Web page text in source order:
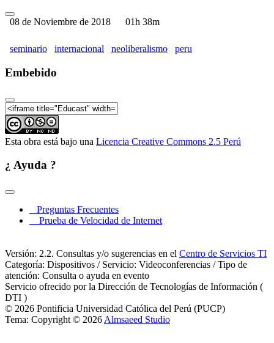
08 de Noviembre de 2018 01h 38m
seminario internacional neoliberalismo peru
Embebido
Esta obra está bajo una Licencia Creative Commons 2.5 Perú
¿ Ayuda ?
Preguntas Frecuentes
Prueba de Velocidad de Internet
Versión: 2.2. Consultas y/o sugerencias en el Centro de Servicios TI
Categoría: Dispositivos / Servicio: Videoconferencias / Tipo de
atención: Consulta o ayuda en evento
Servicio ofrecido por la Dirección de Tecnologías de Información (
DTI )
© 2026 Pontificia Universidad Católica del Perú (PUCP)
Tema: Copyright © 2026 Almsaeed Studio